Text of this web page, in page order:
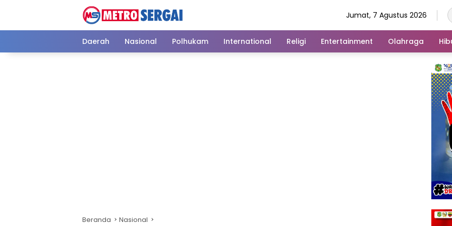
Jumat, 7 Agustus 2026
Daerah Nasional Polhukam International Religi Entertainment Olahraga
Beranda Nasional